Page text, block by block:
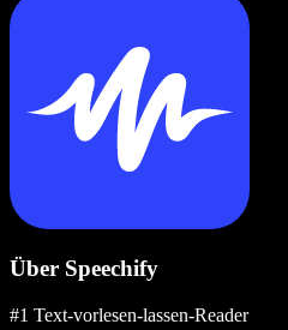
Über Speechify
#1 Text-vorlesen-lassen-Reader